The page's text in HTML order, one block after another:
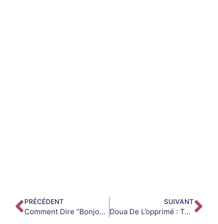
PRÉCÉDENT
Comment Dire “Bonjour” En Arabe : Différentes Formulations Et Réponses
SUIVANT
Doua De L’opprimé : Texte En Arabe, Sens Et Conditions D’acceptation